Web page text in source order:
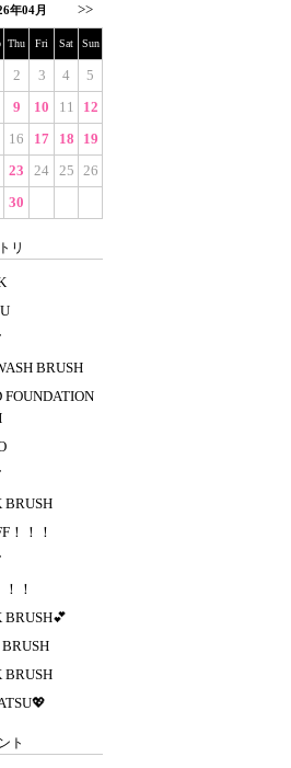
年04月 >>
Thu Fri Sat Sun
2 3 4
5
9 10 11
12
16 17 18
19
23 24 25 26
30
リ
BRUSH
FOUNDATION
BRUSH
！！！
！
BRUSH💕
BRUSH
BRUSH
ト